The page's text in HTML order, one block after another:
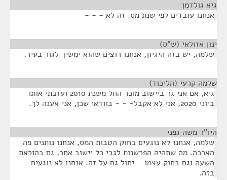
גיא גולדמן
אנחנו עובדים לפי שנת מס. זה לא - - -
ינון אזולאי (ש"ס)
שלמה, יש בזה היגיון, אנחנו רוצים שהוא ימשיך לגור בעיר.
שלמה קרעי (הליכוד)
גיא, אם אני גר ביישוב מוכר החל משנת 2010 ועזבתי אותו
ביוני 2020, אני לא אקבל- - - בוודאי שכן, אני אענה לך.
היו"ר משה גפני
שלמה, אנחנו לא נוגעים בחוק הטבות המס, אנחנו נותנים פה
הארכה. מה שתהיה הפרשנות לגבי כל יישוב אחר, גם בהוראת
השעה וגם בחוק עצמו – יחול גם על זה. אנחנו לא נוגעים
בזה.